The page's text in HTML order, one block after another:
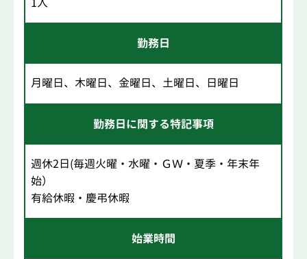
勤務日
月曜日、木曜日、金曜日、土曜日、日曜日
勤務日に関する特記事項
週休2日(毎週火曜・水曜・ＧＷ・夏季・年末年
始）
有給休暇・慶弔休暇
始業時間